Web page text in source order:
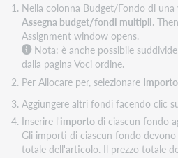
Nella colonna Budget/Fondo di
Assegna budget/fondi multipli.
Assignment window opens.
Nota: è anche possibile
dalla pagina Voci ordine.
Per Allocare per, selezionare Importo
Aggiungere altri fondi facendo clic
Inserire l'importodi ciascun fondo
Gli importi di ciascun fondo devono
totale dell'articolo. Il prezzo totale